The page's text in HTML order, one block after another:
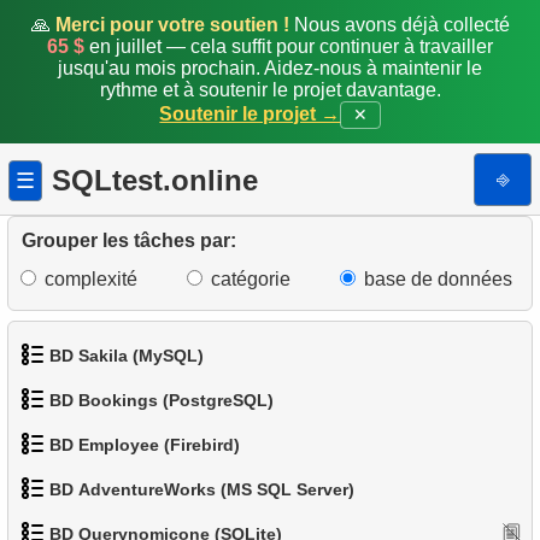
🙏 Merci pour votre soutien ! Nous avons déjà collecté
65 $ en juillet — cela suffit pour continuer à travailler
jusqu'au mois prochain. Aidez-nous à maintenir le
rythme et à soutenir le projet davantage.
Soutenir le projet →
✕
☰ SQLtest.online ⎆
Grouper les tâches par:
complexité
catégorie base de données
BD Sakila (MySQL)
3. Liste de films triée
BD Bookings (PostgreSQL)
BD Employee (Firebird)
BD AdventureWorks (MS SQL Server)
BD Querynomicone (SQLite)
15.Rapport longueur de nageoire / masse corporelle
16. Manchots dont le sexe est inconnu
18.Manchots avec données manquantes
19.Manchots et îles
Compter les manchots
21. Île avec la masse totale de manchots minimale
22. L'île la plus peuplée
23. Répartition des manchots